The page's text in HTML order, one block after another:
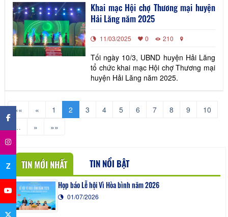
tiến Đầu tư, Thương mại và Du lịch
tỉnh chủ trì, phối hợp với các cơ quan,
nhiều Phiên chợ
Khai mạc Hội chợ Thương mại huyện
Hải Lăng năm 2025
11/03/2025 0 210
Tối ngày 10/3, UBND huyện Hải Lăng
tổ chức khai mạc Hội chợ Thương mại
huyện Hải Lăng năm 2025.
«« « 1 2 3 4 5 6 7 8 9
10
…
» »»
TIN MỚI NHẤT TIN NỔI BẬT
Họp báo Lễ hội Vì Hòa bình năm 2026
01/07/2026
×
Z